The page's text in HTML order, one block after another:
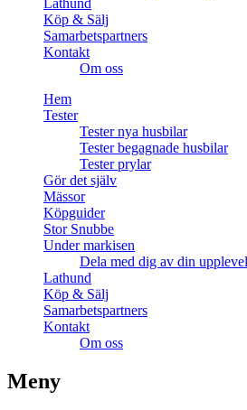
Lathund
Köp & Sälj
Samarbetspartners
Kontakt
Om oss
Hem
Tester
Tester nya husbilar
Tester begagnade husbilar
Tester prylar
Gör det själv
Mässor
Köpguider
Stor Snubbe
Under markisen
Dela med dig av din
Lathund
Köp & Sälj
Samarbetspartners
Kontakt
Om oss
Meny